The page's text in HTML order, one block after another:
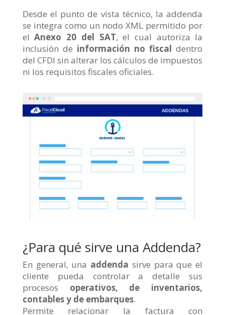
Desde el punto de vista técnico, la addenda
se integra como un nodo XML permitido por
elAnexo 20 del SAT, el cual autoriza la
inclusión de información no fiscal dentro
del CFDI sin alterar los cálculos de impuestos
ni los requisitos fiscales oficiales.
¿Para qué sirve una Addenda?
En general, una addenda sirve para que el
cliente pueda controlar a detalle sus
procesos operativos, de inventarios,
contables y de embarques.
Permite relacionar la factura con